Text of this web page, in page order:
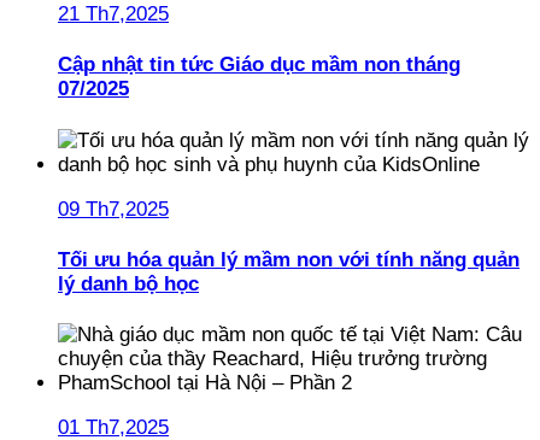
21 Th7,2025
Cập nhật tin tức Giáo dục mầm non tháng
07/2025
09 Th7,2025
Tối ưu hóa quản lý mầm non với tính năng quản
lý danh bộ học
01 Th7,2025